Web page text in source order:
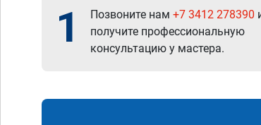
1 Позвоните нам +7 3412 278390
получите профессиональную
консультацию у мастера.